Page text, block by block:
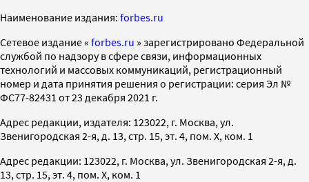
Наименование издания: forbes.ru
Cетевое издание « forbes.ru » зарегистрировано Федеральной
службой по надзору в сфере связи, информационных
технологий и массовых коммуникаций, регистрационный
номер и дата принятия решения о регистрации: серия Эл №
ФС77-82431 от 23 декабря 2021 г.
Адрес редакции, издателя: 123022, г. Москва, ул.
Звенигородская 2-я, д. 13, стр. 15, эт. 4, пом. X, ком. 1
Адрес редакции: 123022, г. Москва, ул. Звенигородская 2-я, д.
13, стр. 15, эт. 4, пом. X, ком. 1